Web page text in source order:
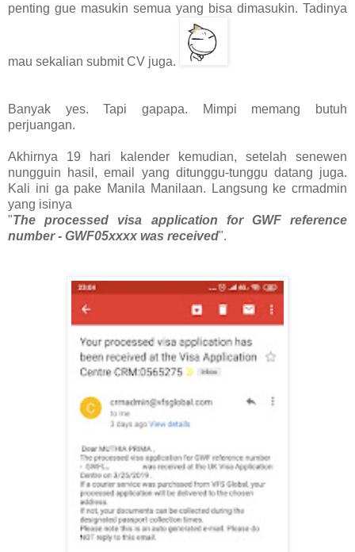
penting gue masukin semua yang bisa dimasukin. Tadinya
mau sekalian submit CV juga.
Banyak yes. Tapi gapapa. Mimpi memang butuh
perjuangan.
Akhirnya 19 hari kalender kemudian, setelah senewen
nungguin hasil, email yang ditunggu-tunggu datang juga.
Kali ini ga pake Manila Manilaan. Langsung ke crmadmin
yang isinya
"The processed visa application for GWF reference
number - GWF05xxxx was received".